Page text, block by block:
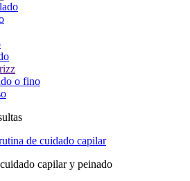
o fino
de cuidado capilar
capilar y peinado